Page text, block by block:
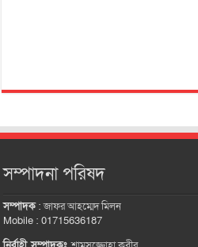
সম্পাদনা পরিষদ
সম্পাদক:জাফর আহম্মেদ মিলন
Mobile : 01715636187